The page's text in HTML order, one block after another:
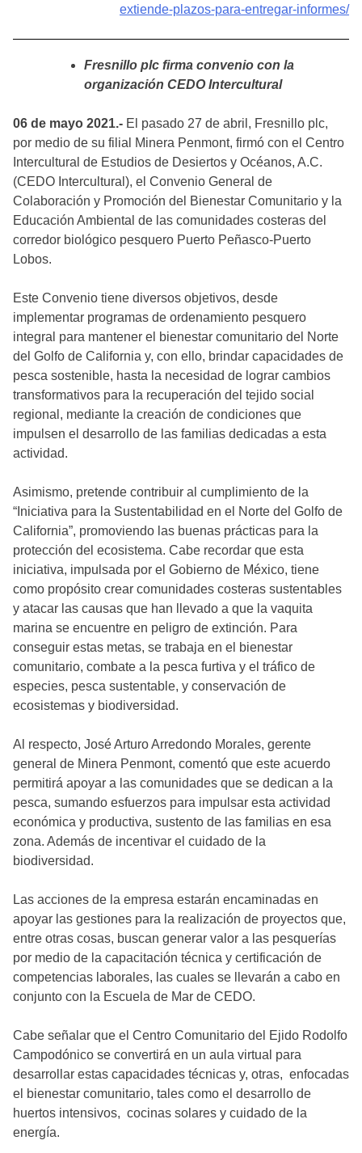
extiende-plazos-para-entregar-informes/
Fresnillo plc firma convenio con la
organización CEDO Intercultural
06 de mayo 2021.- El pasado 27 de abril, Fresnillo plc,
por medio de su filial Minera Penmont, firmó con el Centro
Intercultural de Estudios de Desiertos y Océanos, A.C.
(CEDO Intercultural), el Convenio General de
Colaboración y Promoción del Bienestar Comunitario y la
Educación Ambiental de las comunidades costeras del
corredor biológico pesquero Puerto Peñasco-Puerto
Lobos.
Este Convenio tiene diversos objetivos, desde
implementar programas de ordenamiento pesquero
integral para mantener el bienestar comunitario del Norte
del Golfo de California y, con ello, brindar capacidades de
pesca sostenible, hasta la necesidad de lograr cambios
transformativos para la recuperación del tejido social
regional, mediante la creación de condiciones que
impulsen el desarrollo de las familias dedicadas a esta
actividad.
Asimismo, pretende contribuir al cumplimiento de la
“Iniciativa para la Sustentabilidad en el Norte del Golfo de
California”, promoviendo las buenas prácticas para la
protección del ecosistema. Cabe recordar que esta
iniciativa, impulsada por el Gobierno de México, tiene
como propósito crear comunidades costeras sustentables
y atacar las causas que han llevado a que la vaquita
marina se encuentre en peligro de extinción. Para
conseguir estas metas, se trabaja en el bienestar
comunitario, combate a la pesca furtiva y el tráfico de
especies, pesca sustentable, y conservación de
ecosistemas y biodiversidad.
Al respecto, José Arturo Arredondo Morales, gerente
general de Minera Penmont, comentó que este acuerdo
permitirá apoyar a las comunidades que se dedican a la
pesca, sumando esfuerzos para impulsar esta actividad
económica y productiva, sustento de las familias en esa
zona. Además de incentivar el cuidado de la
biodiversidad.
Las acciones de la empresa estarán encaminadas en
apoyar las gestiones para la realización de proyectos que,
entre otras cosas, buscan generar valor a las pesquerías
por medio de la capacitación técnica y certificación de
competencias laborales, las cuales se llevarán a cabo en
conjunto con la Escuela de Mar de CEDO.
Cabe señalar que el Centro Comunitario del Ejido Rodolfo
Campodónico se convertirá en un aula virtual para
desarrollar estas capacidades técnicas y, otras, enfocadas
el bienestar comunitario, tales como el desarrollo de
huertos intensivos, cocinas solares y cuidado de la
energía.